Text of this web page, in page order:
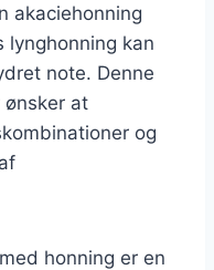
akaciehonning
lynghonning kan
note. Denne
at
og
honning er en